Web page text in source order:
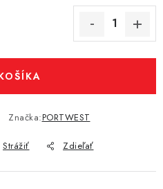
Značka:PORTWEST
Strážiť Zdieľať